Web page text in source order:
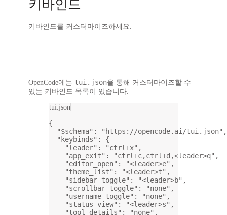
키바인드
키바인드를 커스터마이즈하세요.
OpenCode에는 tui.json을 통해 커스터마이즈할 수
있는 키바인드 목록이 있습니다.
tui.json
{
"$schema" : "https://opencode.ai/tui.json" ,
"keybinds" : {
"leader" : "ctrl+x" ,
"app_exit" : "ctrl+c,ctrl+d,<leader>q" ,
"editor_open" : "<leader>e" ,
"theme_list" : "<leader>t" ,
"sidebar_toggle" : "<leader>b" ,
"scrollbar_toggle" : "none" ,
"username_toggle" : "none" ,
"status_view" : "<leader>s" ,
"tool_details" : "none" ,